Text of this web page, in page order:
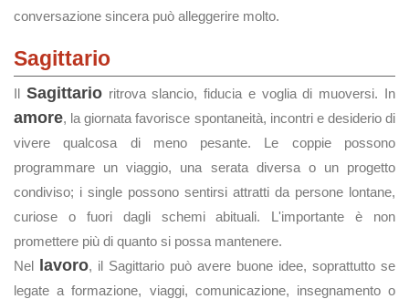
conversazione sincera può alleggerire molto.
Sagittario
Il Sagittarioritrova slancio, fiducia e voglia di muoversi. In
amore, la giornata favorisce spontaneità, incontri e desiderio di
vivere qualcosa di meno pesante. Le coppie possono
programmare un viaggio, una serata diversa o un progetto
condiviso; i single possono sentirsi attratti da persone lontane,
curiose o fuori dagli schemi abituali. L'importante è non
promettere più di quanto si possa mantenere.
Nel
lavoro, il Sagittario può avere buone idee, soprattutto se
legate a formazione, viaggi, comunicazione, insegnamento o